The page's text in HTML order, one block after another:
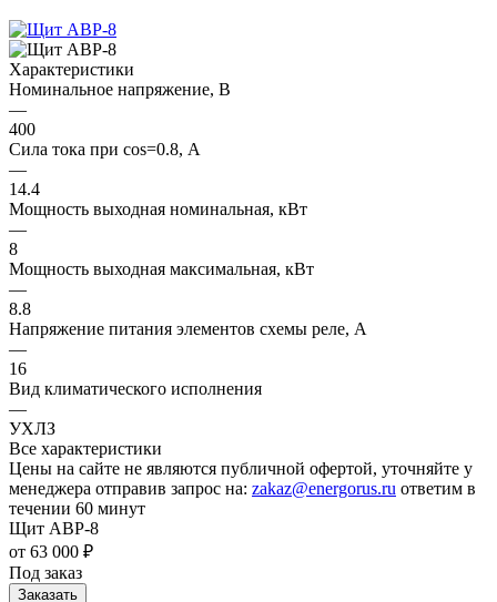
Характеристики
Номинальное напряжение, В
—
400
Сила тока при cos=0.8, А
—
14.4
Мощность выходная номинальная, кВт
—
8
Мощность выходная максимальная, кВт
—
8.8
Напряжение питания элементов схемы реле, А
—
16
Вид климатического исполнения
—
УХЛЗ
Все характеристики
Цены на сайте не являются публичной офертой, уточняйте у
менеджера отправив запрос на: zakaz@energorus.ru ответим в
течении 60 минут
Щит АВР-8
от 63 000 ₽
Под заказ
Заказать